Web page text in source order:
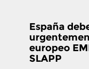
España
europeo
SLAPP